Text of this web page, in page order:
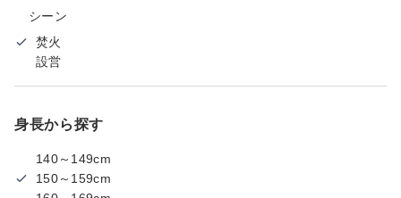
シーン
焚火
設営
身長から探す
140～149cm
150～159cm